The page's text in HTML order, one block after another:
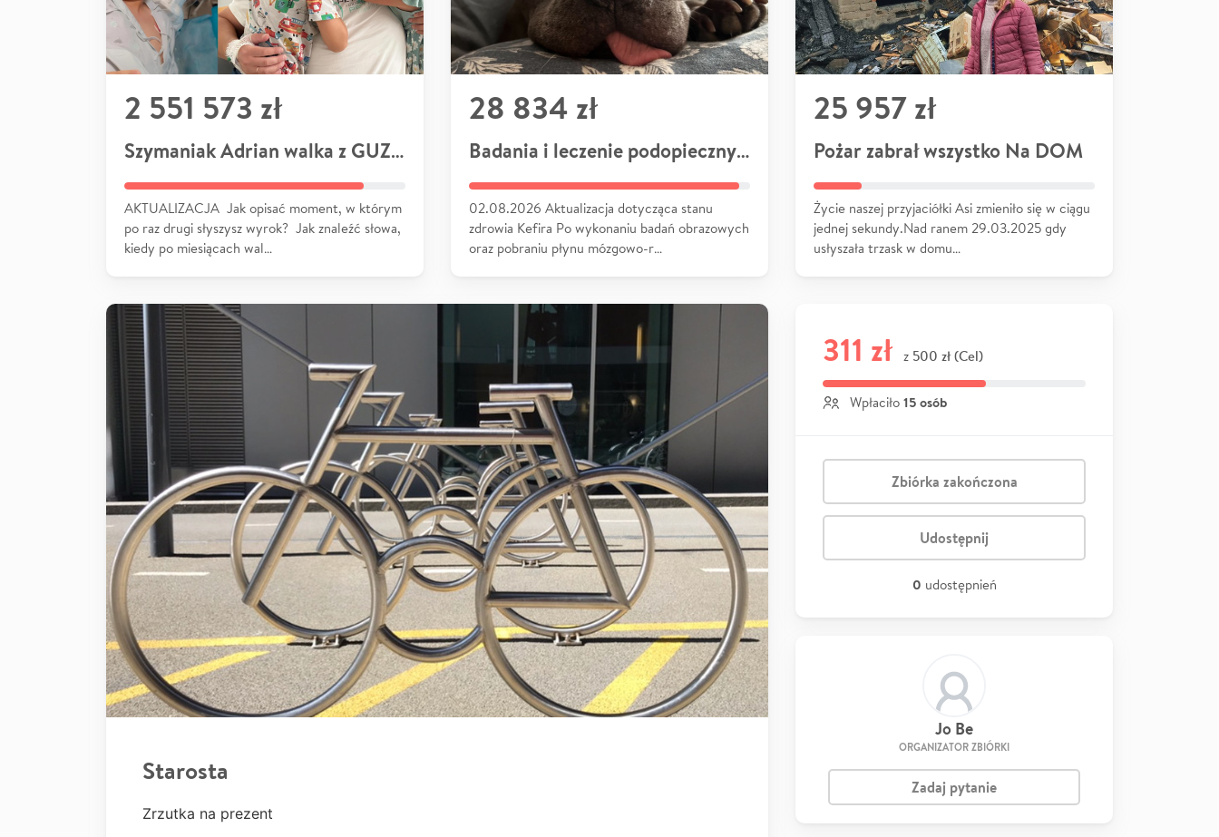
2 551 573 zł
Szymaniak Adrian walka z GUZEM
AKTUALIZACJA Jak opisać moment, w którym
po raz drugi słyszysz wyrok? Jak znaleźć słowa,
kiedy po miesiącach wal…
28 834 zł
Badania i leczenie podopiecznych
02.08.2026 Aktualizacja dotycząca stanu
zdrowia Kefira Po wykonaniu badań obrazowych
oraz pobraniu płynu mózgowo-r…
25 957 zł
Pożar zabrał wszystko Na DOM
Życie naszej przyjaciółki Asi zmieniło się w ciągu
jednej sekundy.Nad ranem 29.03.2025 gdy
usłyszała trzask w domu…
Starosta
Zrzutka na prezent
311 zł z 500 zł (Cel)
Wpłaciło 15 osób
Zbiórka zakończona
Udostępnij
0 udostępnień
Jo Be
ORGANIZATOR ZBIÓRKI
Zadaj pytanie